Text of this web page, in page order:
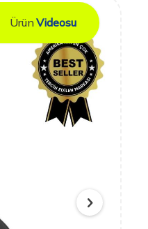
ÜrünVideosu